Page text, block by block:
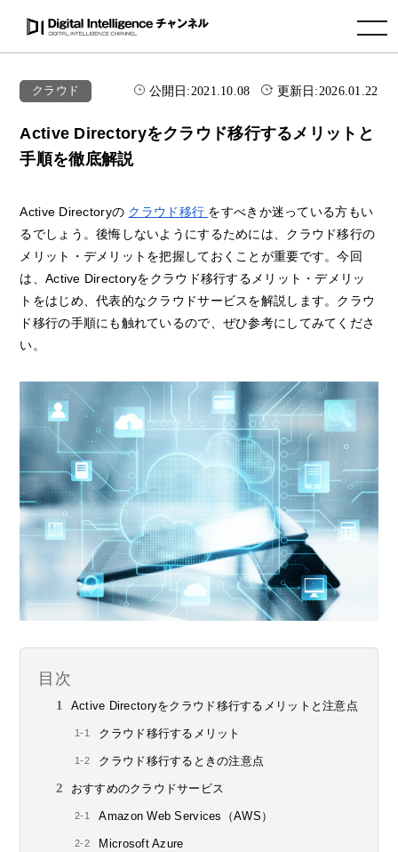
toggle navigation
クラウド 公開日:2021.10.08 更新日:2026.01.22
Active Directoryをクラウド移行するメリットと
手順を徹底解説
Active Directoryの クラウド移行 をすべきか迷っている方もい
るでしょう。後悔しないようにするためには、クラウド移行の
メリット・デメリットを把握しておくことが重要です。今回
は、Active Directoryをクラウド移行するメリット・デメリッ
トをはじめ、代表的なクラウドサービスを解説します。クラウ
ド移行の手順にも触れているので、ぜひ参考にしてみてくださ
い。
目次
Active Directoryをクラウド移行するメリットと注意点
クラウド移行するメリット
クラウド移行するときの注意点
おすすめのクラウドサービス
Amazon Web Services（AWS）
Microsoft Azure